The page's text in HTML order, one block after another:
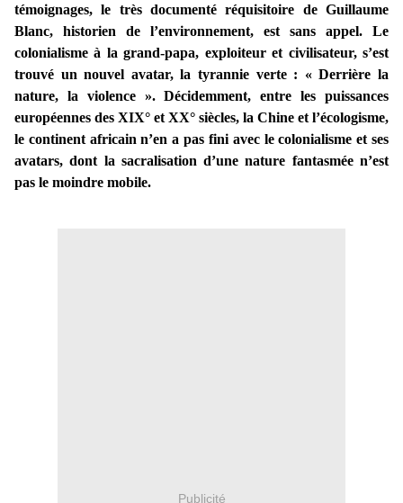
témoignages, le très documenté réquisitoire de Guillaume
Blanc, historien de l’environnement, est sans appel. Le
colonialisme à la grand-papa, exploiteur et civilisateur, s’est
trouvé un nouvel avatar, la tyrannie verte : « Derrière la
nature, la violence ». Décidemment, entre les puissances
européennes des XIX° et XX° siècles, la Chine et l’écologisme,
le continent africain n’en a pas fini avec le colonialisme et ses
avatars, dont la sacralisation d’une nature fantasmée n’est
pas le moindre mobile.
Publicité